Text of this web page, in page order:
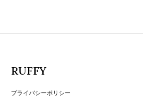
RUFFY
プライバシーポリシー